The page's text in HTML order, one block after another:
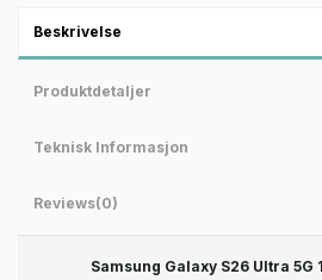
Beskrivelse
Produktdetaljer
Teknisk Informasjon
Reviews(0)
Samsung Galaxy S26 Ultra 5G